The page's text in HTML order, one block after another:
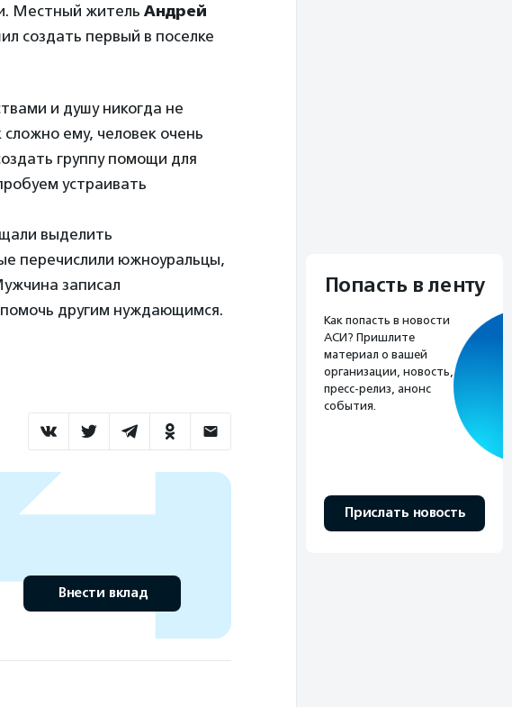
Местный житель Андрей
создать первый в поселке
и душу никогда не
ему, человек очень
группу помощи для
устраивать
выделить
перечислили южноуральцы,
записал
другим нуждающимся.
Внести вклад
Попасть в ленту
Как попасть в новости
АСИ? Пришлите
материал о вашей
организации, новость,
пресс-релиз, анонс
события.
Прислать новость